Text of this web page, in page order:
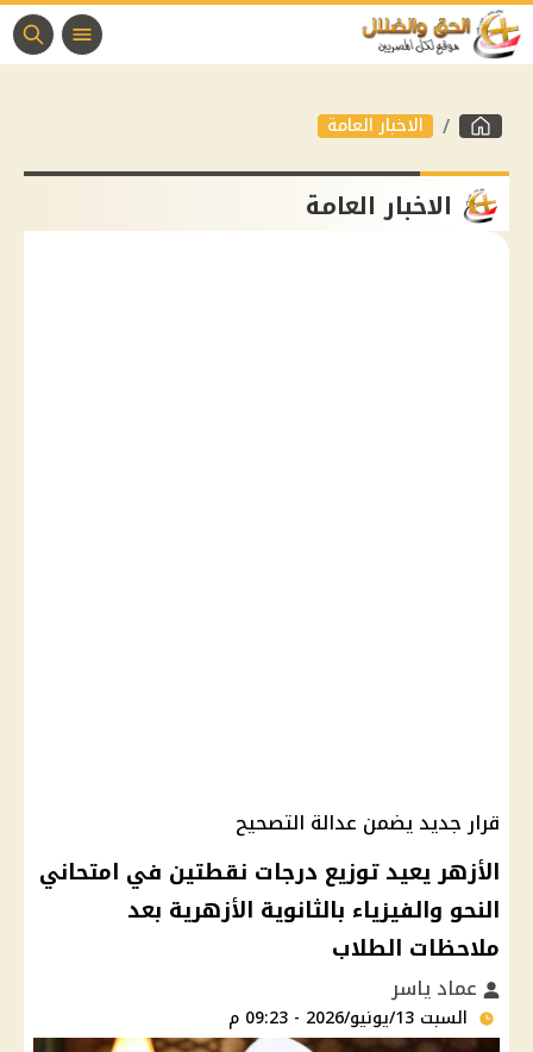
الاخبار العامة
الاخبار العامة
قرار جديد يضمن عدالة التصحيح
الأزهر يعيد توزيع درجات نقطتين في امتحاني
النحو والفيزياء بالثانوية الأزهرية بعد
ملاحظات الطلاب
عماد ياسر
السبت 13/يونيو/2026 - 09:23 م